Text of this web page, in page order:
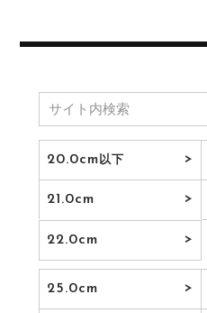
20.0cm以下
21.0cm
22.0cm
25.0cm